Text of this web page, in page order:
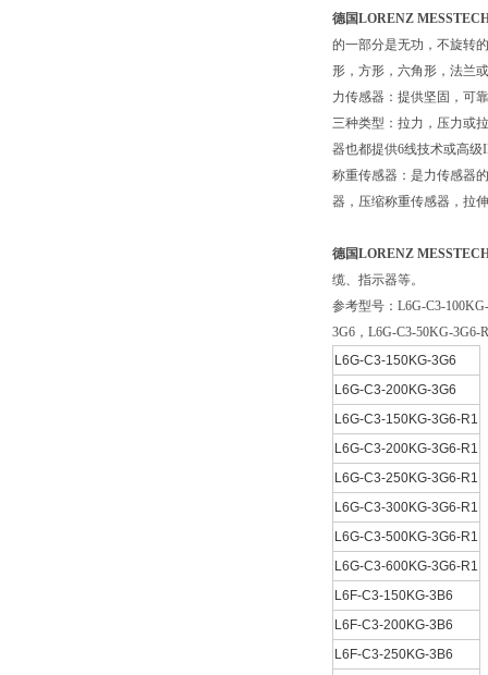
德国LORENZ
的一部分是无功，不旋转
形，方形，六角形，法兰
力传感器：提供坚固，可
三种类型：拉力，压力或
器也都提供6线技术或高级
称重传感器：是力传感器
器，压缩称重传感器，拉
德国LORENZ
缆、指示器等。
参考型号： L6G-C3-
3G6 ， L6G-C3-50KG-3G6-
L6G-C3-150KG-3G6
L6G-C3-200KG-3G6
L6G-C3-150KG-3G6-R1
L6G-C3-200KG-3G6-R1
L6G-C3-250KG-3G6-R1
L6G-C3-300KG-3G6-R1
L6G-C3-500KG-3G6-R1
L6G-C3-600KG-3G6-R1
L6F-C3-150KG-3B6
L6F-C3-200KG-3B6
L6F-C3-250KG-3B6